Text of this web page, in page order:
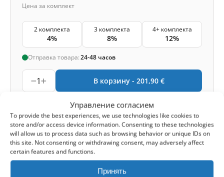
Управление согласием
To provide the best experiences, we use technologies like cookies to
store and/or access device information. Consenting to these technologies
will allow us to process data such as browsing behavior or unique IDs on
this site. Not consenting or withdrawing consent, may adversely affect
certain features and functions.
Принять
Цена за комплект
2 комплекта
4%
3 комплекта
8%
4+ комплекта
12%
Отправка товара:24-48 часов
1 В корзину - 201,90 €
Получите498баллов
1-4 of 4